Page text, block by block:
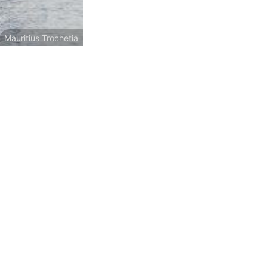
Mauritius Trochetia